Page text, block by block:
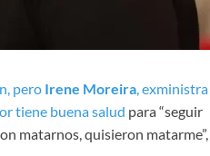
pero Irene Moreira, exministra
tiene buena salud para “seguir
matarnos, quisieron matarme”,